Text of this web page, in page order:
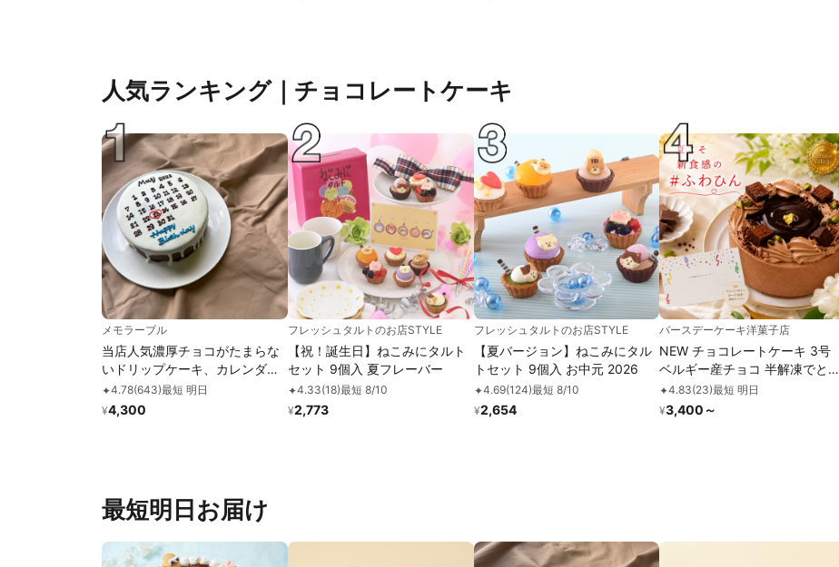
人気ランキング｜チョコレートケーキ
メモラーブル
当店人気濃厚チョコがたまらな
いドリップケーキ、カレンダー
Ver.
✦4.78(643)最短 明日
¥4,300
フレッシュタルトのお店STYLE
【祝！誕生日】ねこみにタルト
セット 9個入 夏フレーバー
✦4.33(18)最短 8/10
¥2,773
フレッシュタルトのお店STYLE
【夏バージョン】ねこみにタル
トセット 9個入 お中元 2026
✦4.69(124)最短 8/10
¥2,654
バースデーケーキ洋菓子店
NEW チョコレートケーキ 3号
ベルギー産チョコ 半解凍でとろ
ける(室温で半解凍していただく
と、外はふんわり、中はひんや
✦4.83(23)最短 明日
¥3,400 ～
最短明日お届け